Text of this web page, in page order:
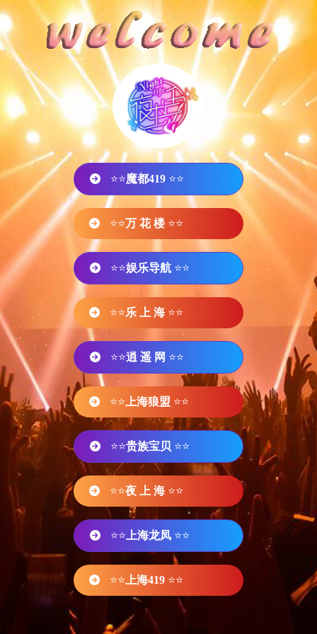
⭐⭐魔都419 ⭐⭐
⭐⭐万 花 楼 ⭐⭐
⭐⭐娱乐导航 ⭐⭐
⭐⭐乐 上 海 ⭐⭐
⭐⭐逍 遥 网 ⭐⭐
⭐⭐ 上海狼盟 ⭐⭐
⭐⭐贵族宝贝 ⭐⭐
⭐⭐夜 上 海 ⭐⭐
⭐⭐ 上海龙凤 ⭐⭐
⭐⭐ 上海419 ⭐⭐